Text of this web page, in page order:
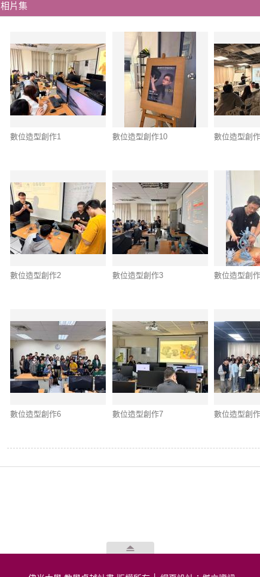
相片集
數位造型創作1 數位造型創作10 數位造型創
數位造型創作2 數位造型創作3 數位造型創
數位造型創作6 數位造型創作7 數位造型創